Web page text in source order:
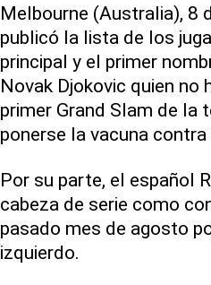
Melbourne (Australia), 8
publicó la lista de los
principal y el primer
Novak Djokovic quien no
primer Grand Slam de la
ponerse la vacuna
Por su parte, el español
cabeza de serie como
pasado mes de agosto
izquierdo.